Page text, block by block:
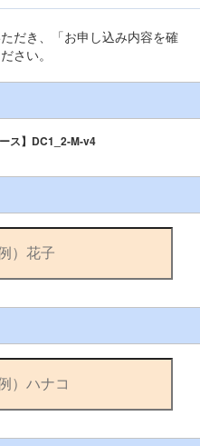
だき、「お申し込み内容を確
さい。
ス】DC1_2-M-v4